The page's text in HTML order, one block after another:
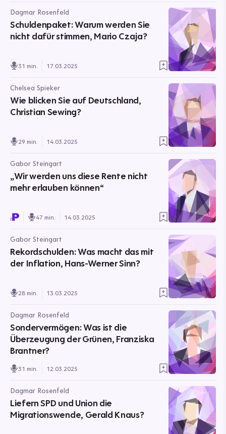
Dagmar Rosenfeld
Schuldenpaket: Warum werden Sie
nicht dafür stimmen, Mario Czaja?
31 min. 17.03.2025
Chelsea Spieker
Wie blicken Sie auf Deutschland,
Christian Sewing?
29 min. 14.03.2025
Gabor Steingart
„Wir werden uns diese Rente nicht
mehr erlauben können“
47 min. 14.03.2025
Gabor Steingart
Rekordschulden: Was macht das mit
der Inflation, Hans-Werner Sinn?
28 min. 13.03.2025
Dagmar Rosenfeld
Sondervermögen: Was ist die
Überzeugung der Grünen, Franziska
Brantner?
31 min. 12.03.2025
Dagmar Rosenfeld
Liefern SPD und Union die
Migrationswende, Gerald Knaus?